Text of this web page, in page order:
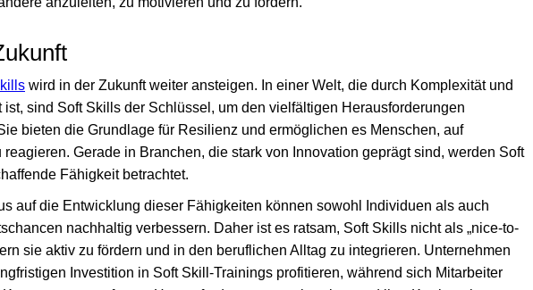
wird in der Zukunft weiter ansteigen. In einer Welt, die durch Komplexität und
sind Soft Skills der Schlüssel, um den vielfältigen Herausforderungen
bieten die Grundlage für Resilienz und ermöglichen es Menschen, auf
Gerade in Branchen, die stark von Innovation geprägt sind, werden Soft
Fähigkeit betrachtet.
auf die Entwicklung dieser Fähigkeiten können sowohl Individuen als auch
nachhaltig verbessern. Daher ist es ratsam, Soft Skills nicht als „nice-to-
sie aktiv zu fördern und in den beruflichen Alltag zu integrieren. Unternehmen
Investition in Soft Skill-Trainings profitieren, während sich Mitarbeiter